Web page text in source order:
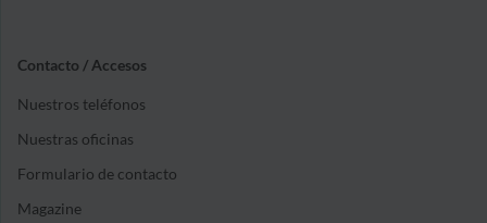
Contacto / Accesos
Nuestros teléfonos
Nuestras oficinas
Formulario de contacto
Magazine